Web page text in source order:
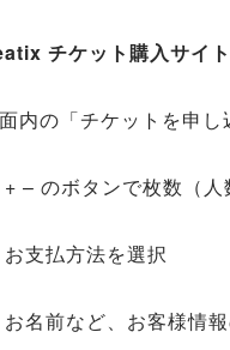
チケット購入サイト
内の「チケットを申し
– のボタンで枚数（人
支払方法を選択
名前など、お客様情